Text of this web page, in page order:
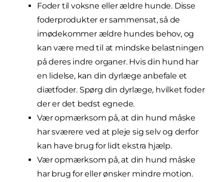
Foder til voksne eller ældre hunde. Disse
foderprodukter er sammensat, så de
imødekommer ældre hundes behov, og
kan være med til at mindske belastningen
på deres indre organer. Hvis din hund har
en lidelse, kan din dyrlæge anbefale et
diætfoder. Spørg din dyrlæge, hvilket foder
der er det bedst egnede.
Vær opmærksom på, at din hund måske
har sværere ved at pleje sig selv og derfor
kan have brug for lidt ekstra hjælp.
Vær opmærksom på, at din hund måske
har brug for eller ønsker mindre motion.